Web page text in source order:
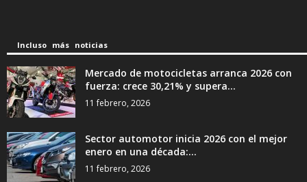
Incluso más noticias
Mercado de motocicletas arranca 2026 con
fuerza: crece 30,21% y supera...
11 febrero, 2026
Sector automotor inicia 2026 con el mejor
enero en una década:...
11 febrero, 2026